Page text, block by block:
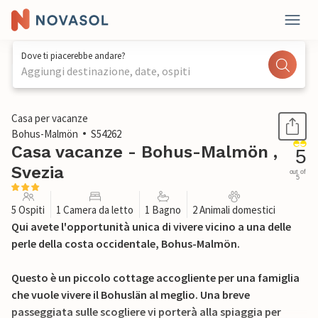
Dove ti piacerebbe andare?
Aggiungi destinazione, date, ospiti
1 / 15
Casa per vacanze
Bohus-Malmön
S54262
Casa vacanze - Bohus-Malmön ,
Svezia
5
out of
5
5 Ospiti 1 Camera da letto 1 Bagno 2 Animali domestici
Qui avete l'opportunità unica di vivere vicino a una delle
perle della costa occidentale, Bohus-Malmön.
Questo è un piccolo cottage accogliente per una famiglia
che vuole vivere il Bohuslän al meglio. Una breve
passeggiata sulle scogliere vi porterà alla spiaggia per